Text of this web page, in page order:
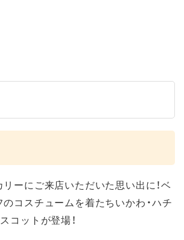
ーにご来店いただいた思い出に！ベ
コスチュームを着たちいかわ・ハチ
コットが登場！